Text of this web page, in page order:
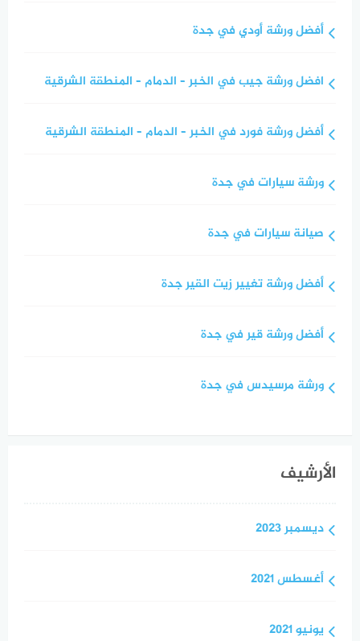
أفضل ورشة أودي في جدة
افضل ورشة جيب في الخبر – الدمام – المنطقة الشرقية
أفضل ورشة فورد في الخبر – الدمام – المنطقة الشرقية
ورشة سيارات في جدة
صيانة سيارات في جدة
أفضل ورشة تغيير زيت القير جدة
أفضل ورشة قير في جدة
ورشة مرسيدس في جدة
الأرشيف
ديسمبر 2023
أغسطس 2021
يونيو 2021